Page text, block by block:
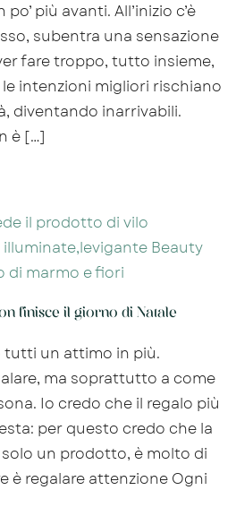
più avanti. All’inizio c’è
subentra una sensazione
fare troppo, tutto insieme,
intenzioni migliori rischiano
diventando inarrivabili.
è […]
finisce il giorno di Natale
tutti un attimo in più.
ma soprattutto a come
Io credo che il regalo più
per questo credo che la
un prodotto, è molto di
è regalare attenzione Ogni